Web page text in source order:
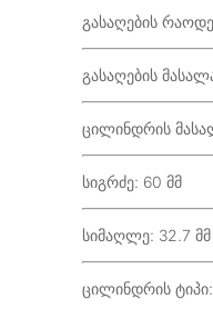
გასაღების
გასაღების
ცილინდრის
სიგრძე: 60 მმ
სიმაღლე: 32.7 მმ
ცილინდრის ტიპი: